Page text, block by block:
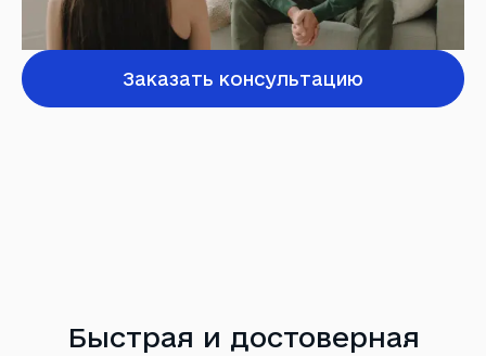
Заказать консультацию
Быстрая и достоверная